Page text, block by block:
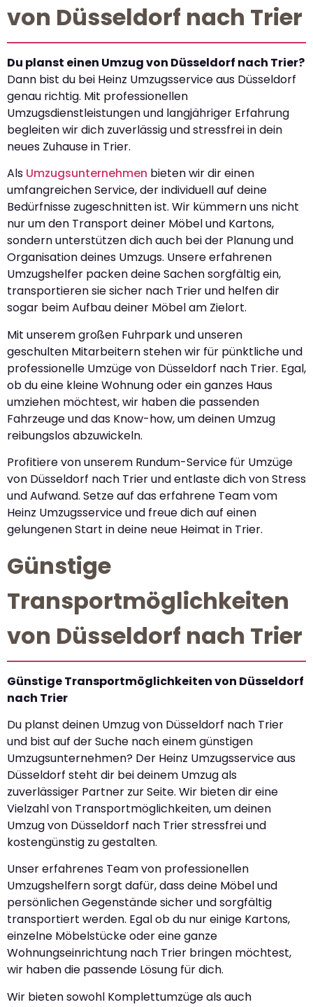
von Düsseldorf nach Trier
Du planst einen Umzug von Düsseldorf nach Trier?
Dann bist du bei Heinz Umzugsservice aus Düsseldorf
genau richtig. Mit professionellen
Umzugsdienstleistungen und langjähriger Erfahrung
begleiten wir dich zuverlässig und stressfrei in dein
neues Zuhause in Trier.
Als Umzugsunternehmen bieten wir dir einen
umfangreichen Service, der individuell auf deine
Bedürfnisse zugeschnitten ist. Wir kümmern uns nicht
nur um den Transport deiner Möbel und Kartons,
sondern unterstützen dich auch bei der Planung und
Organisation deines Umzugs. Unsere erfahrenen
Umzugshelfer packen deine Sachen sorgfältig ein,
transportieren sie sicher nach Trier und helfen dir
sogar beim Aufbau deiner Möbel am Zielort.
Mit unserem großen Fuhrpark und unseren
geschulten Mitarbeitern stehen wir für pünktliche und
professionelle Umzüge von Düsseldorf nach Trier. Egal,
ob du eine kleine Wohnung oder ein ganzes Haus
umziehen möchtest, wir haben die passenden
Fahrzeuge und das Know-how, um deinen Umzug
reibungslos abzuwickeln.
Profitiere von unserem Rundum-Service für Umzüge
von Düsseldorf nach Trier und entlaste dich von Stress
und Aufwand. Setze auf das erfahrene Team vom
Heinz Umzugsservice und freue dich auf einen
gelungenen Start in deine neue Heimat in Trier.
Günstige
Transportmöglichkeiten
von Düsseldorf nach Trier
Günstige Transportmöglichkeiten von Düsseldorf
nach Trier
Du planst deinen Umzug von Düsseldorf nach Trier
und bist auf der Suche nach einem günstigen
Umzugsunternehmen? Der Heinz Umzugsservice aus
Düsseldorf steht dir bei deinem Umzug als
zuverlässiger Partner zur Seite. Wir bieten dir eine
Vielzahl von Transportmöglichkeiten, um deinen
Umzug von Düsseldorf nach Trier stressfrei und
kostengünstig zu gestalten.
Unser erfahrenes Team von professionellen
Umzugshelfern sorgt dafür, dass deine Möbel und
persönlichen Gegenstände sicher und sorgfältig
transportiert werden. Egal ob du nur einige Kartons,
einzelne Möbelstücke oder eine ganze
Wohnungseinrichtung nach Trier bringen möchtest,
wir haben die passende Lösung für dich.
Wir bieten sowohl Komplettumzüge als auch